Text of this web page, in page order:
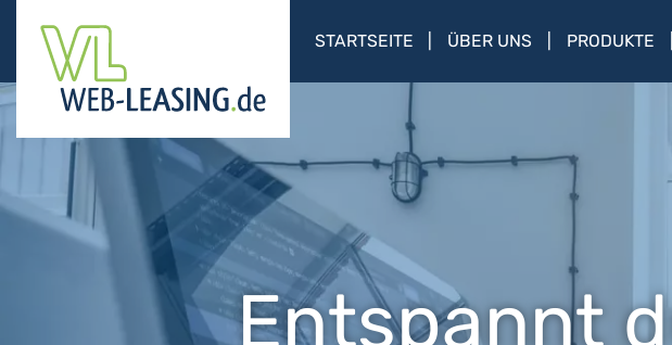
STARTSEITE ÜBER UNS PRODUKTE
Entspannt